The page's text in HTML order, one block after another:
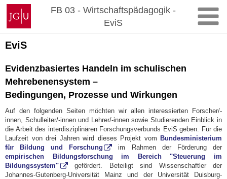
Zum
Inhalt
springen
Johannes
Gutenberg-
Universität
Mainz
FB 03 - Wirtschaftspädagogik -
EviS
EviS
Evidenzbasiertes Handeln im schulischen
Mehrebenensystem –
Bedingungen, Prozesse und Wirkungen
Auf den folgenden Seiten möchten wir allen interessierten Forscher/-
innen, Schulleiter/-innen und Lehrer/-innen sowie Studierenden Einblick in
die Arbeit des interdisziplinären Forschungsverbunds EviS geben. Für die
Laufzeit von drei Jahren wird dieses Projekt vom Bundesministerium
für Bildung und Forschung
im Rahmen der Förderung der
empirischen Bildungsforschung im Bereich "Steuerung im
Bildungssystem"
gefördert. Beteiligt sind Wissenschaftler der
Johannes-Gutenberg-Universität Mainz und der Universität Duisburg-